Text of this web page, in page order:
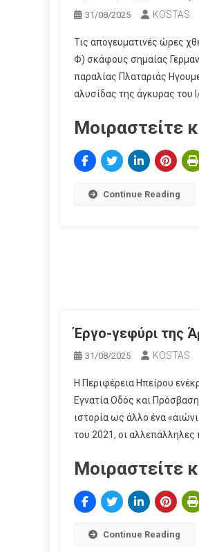
31/08/2025 KOSTAS
Τις απογευματινές ώρες
Φ) σκάφους σημαίας
παραλίας Πλαταριάς
αλυσίδας της άγκυρας του
Μοιραστείτε
Continue Reading
Έργο-γεφύρι της
31/08/2025 KOSTAS
Η Περιφέρεια Ηπείρου
Εγνατία Οδός και
ιστορία ως άλλο ένα
του 2021, οι αλλεπάλληλες
Μοιραστείτε
Continue Reading